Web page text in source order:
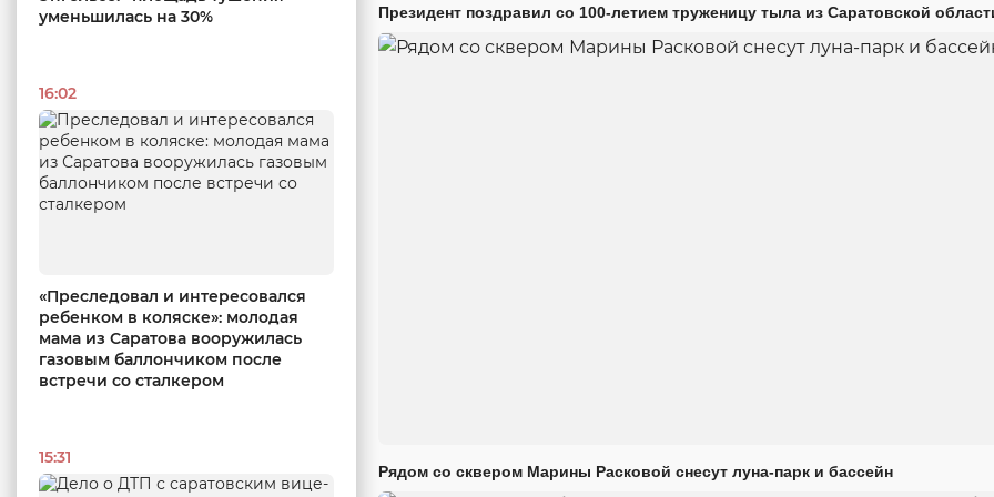
уменьшилась на 30%
16:02
«Преследовал и интересовался
ребенком в коляске»: молодая
мама из Саратова вооружилась
газовым баллончиком после
встречи со сталкером
15:31
Президент поздравил со 100-летием труженицу тыла из Саратовской
Рядом со сквером Марины Расковой снесут луна-парк и бассейн